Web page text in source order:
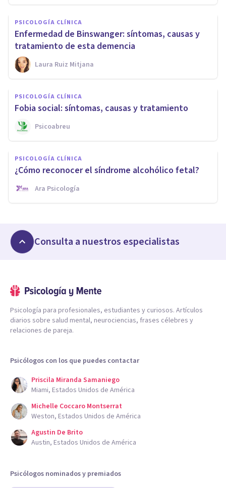
PSICOLOGÍA CLÍNICA
Enfermedad de Binswanger: síntomas, causas y
tratamiento de esta demencia
Laura Ruiz Mitjana
PSICOLOGÍA CLÍNICA
Fobia social: síntomas, causas y tratamiento
Psicoabreu
PSICOLOGÍA CLÍNICA
¿Cómo reconocer el síndrome alcohólico fetal?
Ara Psicología
Consulta a nuestros especialistas
Psicología para profesionales, estudiantes y curiosos. Artículos
diarios sobre salud mental, neurociencias, frases célebres y
relaciones de pareja.
Psicólogos con los que puedes contactar
Priscila Miranda Samaniego
Miami, Estados Unidos de América
Michelle Coccaro Montserrat
Weston, Estados Unidos de América
Agustin De Brito
Austin, Estados Unidos de América
Psicólogos nominados y premiados